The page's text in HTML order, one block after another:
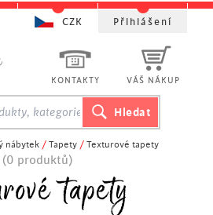
nábytek / Tapety / Texturové tapety
(0 produktů)
tapety
KONTAKTY VÁŠ NÁKUP
CZK Přihlášení